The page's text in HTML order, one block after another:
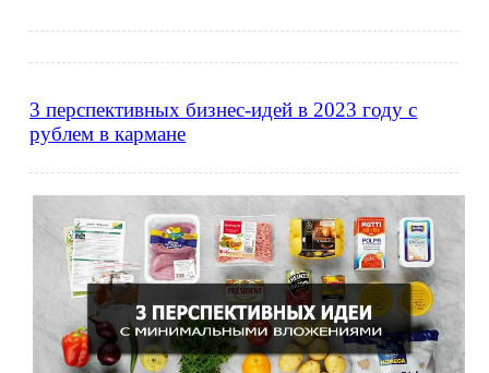
3 перспективных бизнес-идей в 2023 году с
рублем в кармане